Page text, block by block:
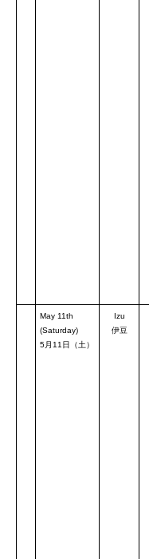
May 11th
(Saturday)
5月11日（土）
Izu
伊豆